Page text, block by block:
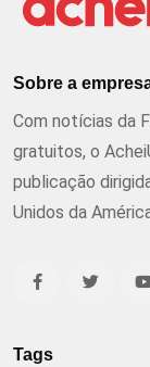
Sobre a
Com notícias da
gratuitos, o
publicação
Unidos da
Tags